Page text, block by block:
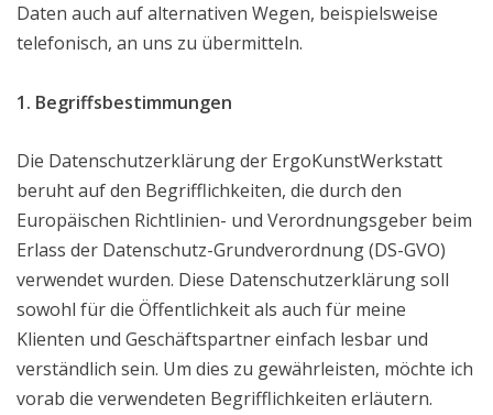
Daten auch auf alternativen Wegen, beispielsweise
telefonisch, an uns zu übermitteln.
1. Begriffsbestimmungen
Die Datenschutzerklärung der ErgoKunstWerkstatt
beruht auf den Begrifflichkeiten, die durch den
Europäischen Richtlinien- und Verordnungsgeber beim
Erlass der Datenschutz-Grundverordnung (DS-GVO)
verwendet wurden. Diese Datenschutzerklärung soll
sowohl für die Öffentlichkeit als auch für meine
Klienten und Geschäftspartner einfach lesbar und
verständlich sein. Um dies zu gewährleisten, möchte ich
vorab die verwendeten Begrifflichkeiten erläutern.